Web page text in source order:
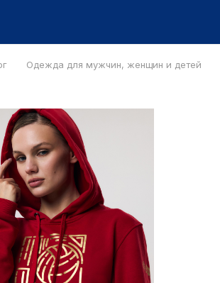
Одежда для мужчин, женщин и детей